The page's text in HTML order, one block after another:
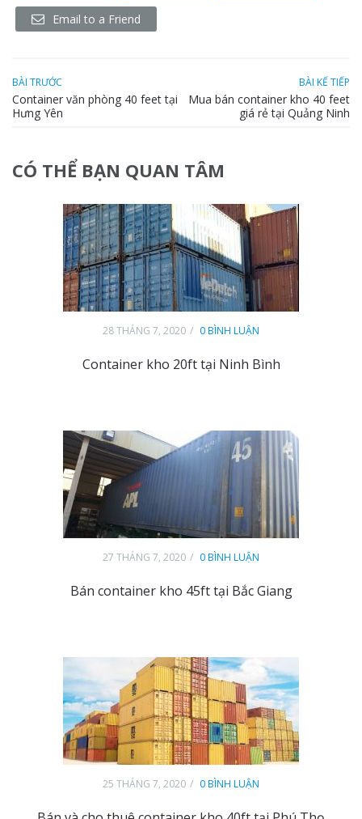
Email to a Friend
BÀI TRƯỚC
Container văn phòng 40 feet tại
Hưng Yên
BÀI KẾ TIẾP
Mua bán container kho 40 feet
giá rẻ tại Quảng Ninh
CÓ THỂ BẠN QUAN TÂM
28 THÁNG 7, 2020 0 BÌNH LUẬN
Container kho 20ft tại Ninh Bình
27 THÁNG 7, 2020 0 BÌNH LUẬN
Bán container kho 45ft tại Bắc Giang
25 THÁNG 7, 2020 0 BÌNH LUẬN